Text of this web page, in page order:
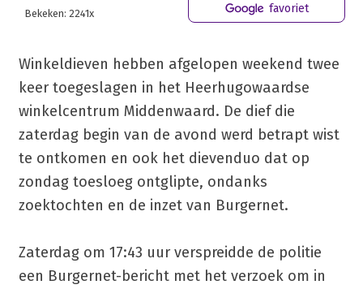
Bekeken: 2241x
favoriet
Winkeldieven hebben afgelopen weekend twee
keer toegeslagen in het Heerhugowaardse
winkelcentrum Middenwaard. De dief die
zaterdag begin van de avond werd betrapt wist
te ontkomen en ook het dievenduo dat op
zondag toesloeg ontglipte, ondanks
zoektochten en de inzet van Burgernet.
Zaterdag om 17:43 uur verspreidde de politie
een Burgernet-bericht met het verzoek om in